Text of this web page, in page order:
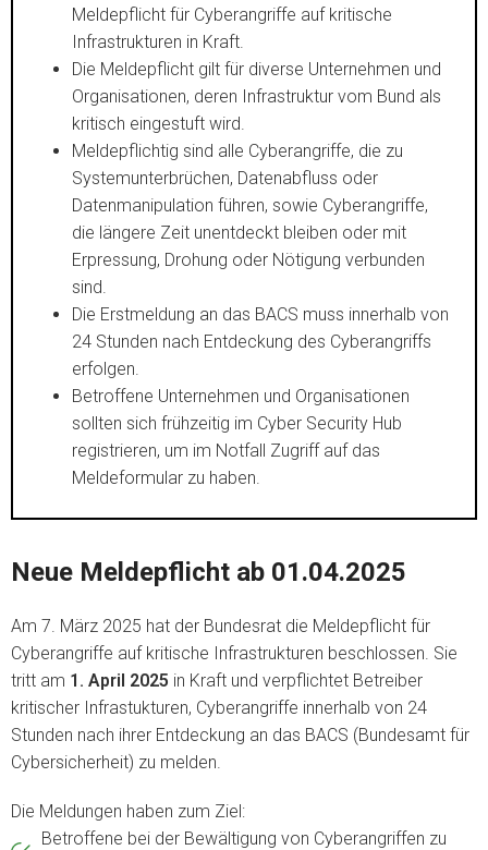
Meldepflicht für Cyberangriffe auf kritische
Infrastrukturen in Kraft.
Die Meldepflicht gilt für diverse Unternehmen und
Organisationen, deren Infrastruktur vom Bund als
kritisch eingestuft wird.
Meldepflichtig sind alle Cyberangriffe, die zu
Systemunterbrüchen, Datenabfluss oder
Datenmanipulation führen, sowie Cyberangriffe,
die längere Zeit unentdeckt bleiben oder mit
Erpressung, Drohung oder Nötigung verbunden
sind.
Die Erstmeldung an das BACS muss innerhalb von
24 Stunden nach Entdeckung des Cyberangriffs
erfolgen.
Betroffene Unternehmen und Organisationen
sollten sich frühzeitig im Cyber Security Hub
registrieren, um im Notfall Zugriff auf das
Meldeformular zu haben.
Neue Meldepflicht ab 01.04.2025
Am 7. März 2025 hat der Bundesrat die Meldepflicht für
Cyberangriffe auf kritische Infrastrukturen beschlossen. Sie
tritt am 1. April 2025 in Kraft und verpflichtet Betreiber
kritischer Infrastukturen, Cyberangriffe innerhalb von 24
Stunden nach ihrer Entdeckung an das BACS (Bundesamt für
Cybersicherheit) zu melden.
Die Meldungen haben zum Ziel:
Betroffene bei der Bewältigung von Cyberangriffen zu